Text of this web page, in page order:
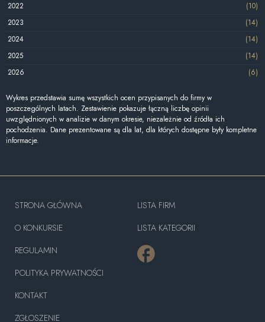
2022
(10)
2023
(14)
2024
(14)
2025
(14)
2026
(6)
Wykres przedstawia sumę wszystkich ocen przypisanych do firmy w
poszczególnych latach. Zestawienie pokazuje łączną liczbę opinii
uwzględnionych w analizie w danym okresie, niezależnie od źródła ich
pochodzenia. Dane prezentowane są dla lat, dla których dostępne były kompletne
informacje.
STRONA GŁÓWNA
O KONKURSIE
REGULAMIN
POLITYKA PRYWATNOŚCI
KONTAKT
ZGŁOSZENIE
LISTA FIRM
LISTA KATEGORII